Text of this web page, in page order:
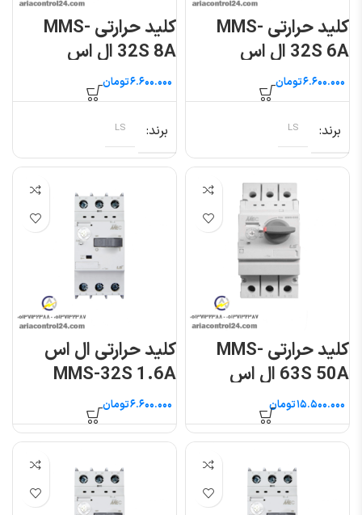
کلید حرارتی MMS-
32S 6A ال اس
تومان
برند LS
کلید حرارتی MMS-
32S 8A ال اس
تومان
برند LS
کلید حرارتی MMS-
63S 50A ال اس
تومان
کلید حرارتی ال اس
MMS-32S 1.6A
تومان